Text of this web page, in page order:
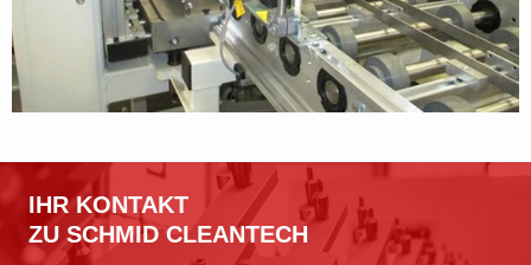
IHR KONTAKT
ZU SCHMID CLEANTECH